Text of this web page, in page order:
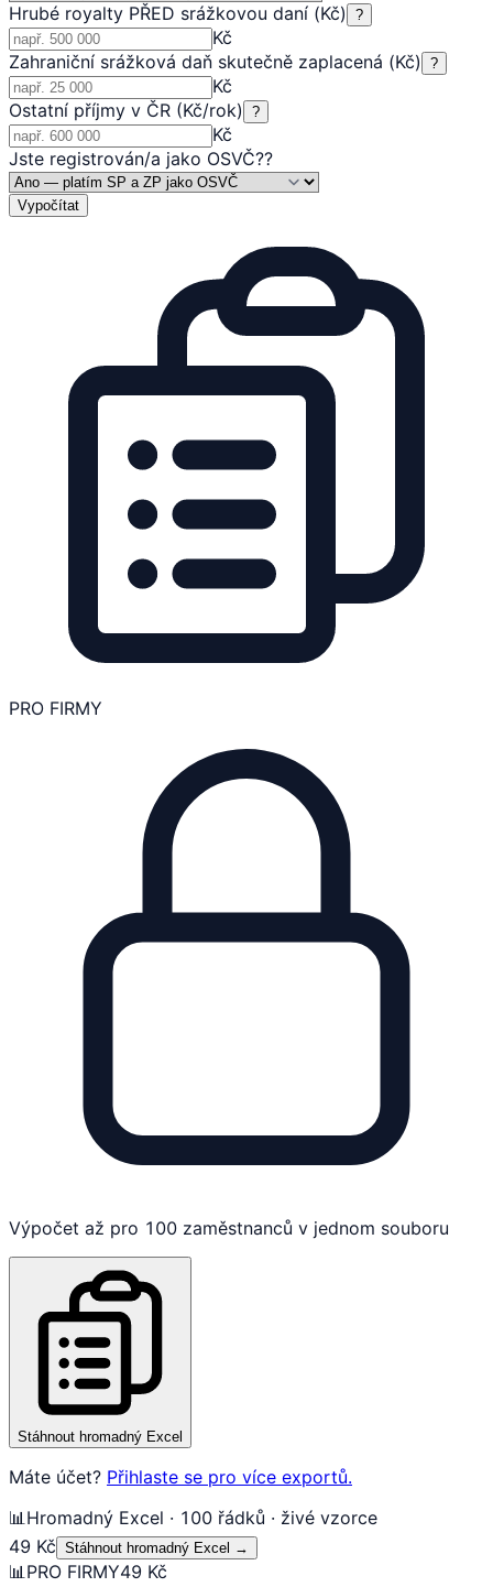
Hrubé royalty PŘED srážkovou daní (Kč) ?
Kč
Zahraniční srážková daň skutečně zaplacená (Kč)
?
Kč
Ostatní příjmy v ČR (Kč/rok)
?
Kč
Jste registrován/a jako OSVČ??
Vypočítat
PRO FIRMY
Výpočet až pro 100 zaměstnanců v jednom souboru
Stáhnout hromadný Excel
Máte účet? Přihlaste se pro více exportů.
📊 Hromadný Excel · 100 řádků · živé vzorce
49 Kč Stáhnout hromadný Excel →
📊 PRO FIRMY49 Kč